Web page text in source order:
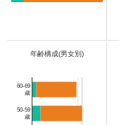
年齢構成(男女別)
60-69
歳
50-59
歳